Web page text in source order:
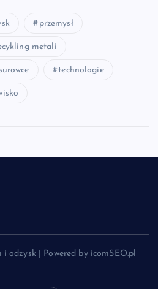
przemysł
metali
surowce technologie
odzysk | Powered by icomSEO.pl